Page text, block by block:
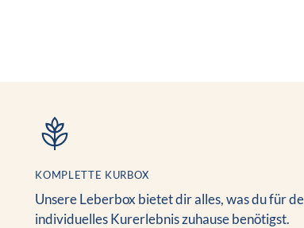
KOMPLETTE KURBOX
Unsere Leberbox bietet dir alles, was du für
individuelles Kurerlebnis zuhause benötigst.